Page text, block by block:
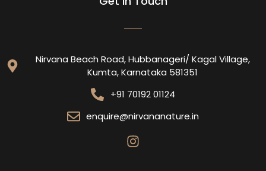
Nirvana Beach Road, Hubbanageri/ Kagal Village,
Kumta, Karnataka 581351
+91 70192 01124
enquire@nirvananature.in